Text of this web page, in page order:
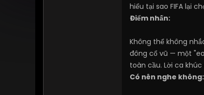
hiểu tại sao FIFA lại
Điểm nhấn:
Không thể không
đông cổ vũ — một
toàn cầu. Lời ca khúc
Có nên nghe không: